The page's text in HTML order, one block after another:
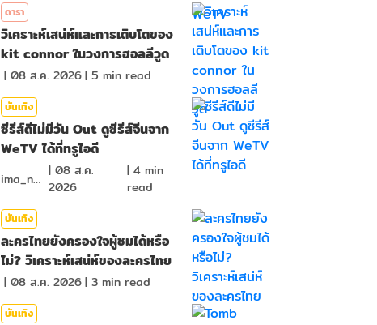
ดารา
วิเคราะห์เสน่ห์และการเติบโตของ
kit connor ในวงการฮอลลีวูด
| 08 ส.ค. 2026| 5 min read
บันเทิง
ซีรีส์ดีไม่มีวัน Out ดูซีรีส์จีนจาก
WeTV ได้ที่ทรูไอดี
ima_nan |08 ส.ค.
2026
|4 min
read
บันเทิง
ละครไทยยังครองใจผู้ชมได้หรือ
ไม่? วิเคราะห์เสน่ห์ของละครไทย
| 08 ส.ค. 2026| 3 min read
บันเทิง